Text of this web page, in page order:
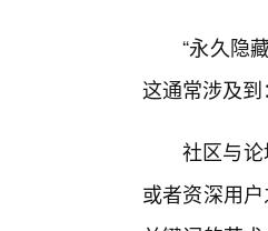
“永久隐
这通常涉及到：
社区与
或者资深用